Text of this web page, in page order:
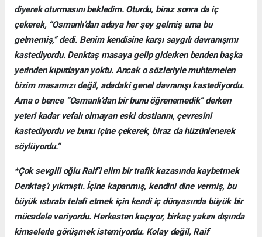
diyerek oturmasını bekledim. Oturdu, biraz sonra da iç
çekerek, “Osmanlı’dan adaya her şey gelmiş ama bu
gelmemiş,” dedi. Benim kendisine karşı saygılı davranışımı
kastediyordu. Denktaş masaya gelip giderken benden başka
yerinden kıpırdayan yoktu. Ancak o sözleriyle muhtemelen
bizim masamızı değil, adadaki genel davranışı kastediyordu.
Ama o bence “Osmanlı’dan bir bunu öğrenemedik” derken
yeteri kadar vefalı olmayan eski dostlarını, çevresini
kastediyordu ve bunu içine çekerek, biraz da hüzünlenerek
söylüyordu.”
*Çok sevgili oğlu Raif’i elim bir trafik kazasında kaybetmek
Denktaş’ı yıkmıştı. İçine kapanmış, kendini dine vermiş, bu
büyük ıstırabı telafi etmek için kendi iç dünyasında büyük bir
mücadele veriyordu. Herkesten kaçıyor, birkaç yakını dışında
kimselerle görüşmek istemiyordu. Kolay değil, Raif